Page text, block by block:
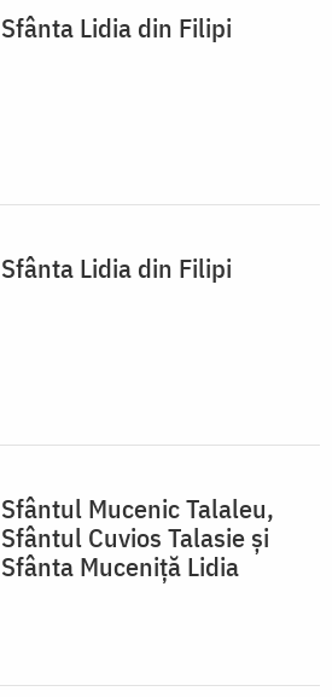
Sfânta Lidia din Filipi
Sfânta Lidia din Filipi
Sfântul Mucenic Talaleu,
Sfântul Cuvios Talasie și
Sfânta Muceniță Lidia